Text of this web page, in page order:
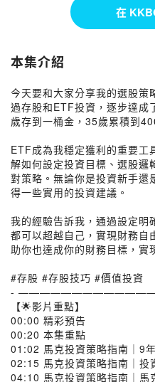
在
本集介紹
今天要和大家分享我的選股策
過存股和ETF投資，逐步達成
歲存到一桶金，35歲累積到
ETF成為我穩定獲利的重要工
解如何設定投資目標、選股邏
對策略。無論你是投資新手還
得一些實用的投資建議。
我的經驗告訴我，通過設定明
都可以超越自己，實現財務自
助你也達成你的財務目標，實
#存股 #存股技巧 #價值投資
-
【🌟影片重點】
00:00 精彩預告
00:20 本集重點
01:02 馬克投資策略指南｜9
02:15 馬克投資策略指南｜投
04:10 馬克投資策略指南｜馬